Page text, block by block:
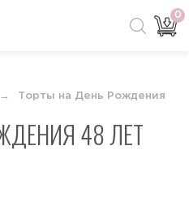
0
Торты на День Рождения
48 ЛЕТ